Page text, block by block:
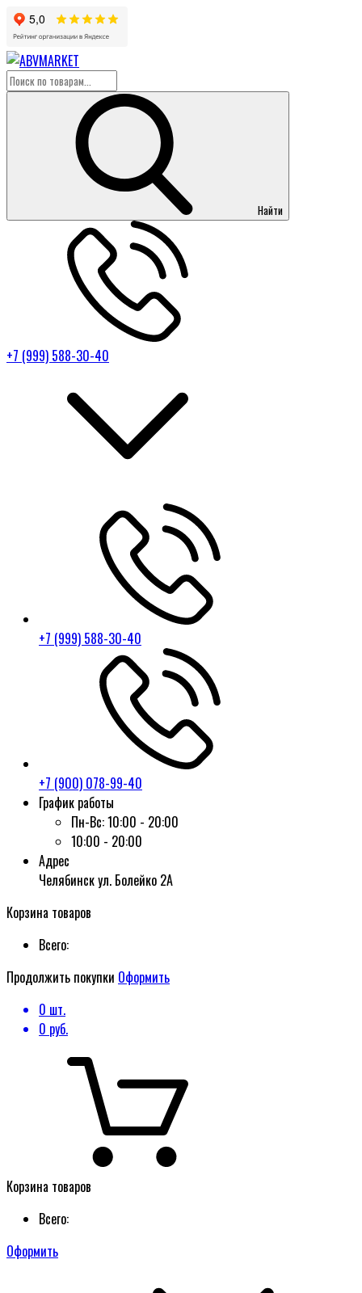
Найти
+7 (999) 588-30-40
+7 (999) 588-30-40
+7 (900) 078-99-40
График работы
Пн-Вс:10:00 - 20:00
10:00 - 20:00
Адрес
Челябинск ул. Болейко 2А
Корзина товаров
Всего:
Продолжить покупки Оформить
0 шт.
0 руб.
Корзина товаров
Всего:
Оформить